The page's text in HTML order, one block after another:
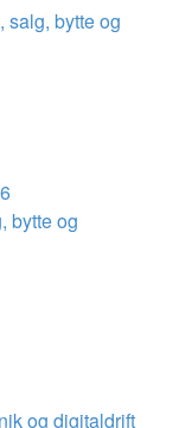
salg, bytte og
bytte og
og digitaldrift